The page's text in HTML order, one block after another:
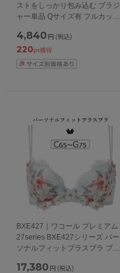
ストをしっかり包み込む ブラジ
ャー単品 Qサイズ有 フルカップ
ー70/75/80/85/90/95cm
4,840 円 (税込)
220pt獲得
BXE427｜ワコール プレミアム
27series BXE427シリーズ パー
ソナルフィットプラスブラ ブラ
ー 65/70/75cm
17,380 円 (税込)